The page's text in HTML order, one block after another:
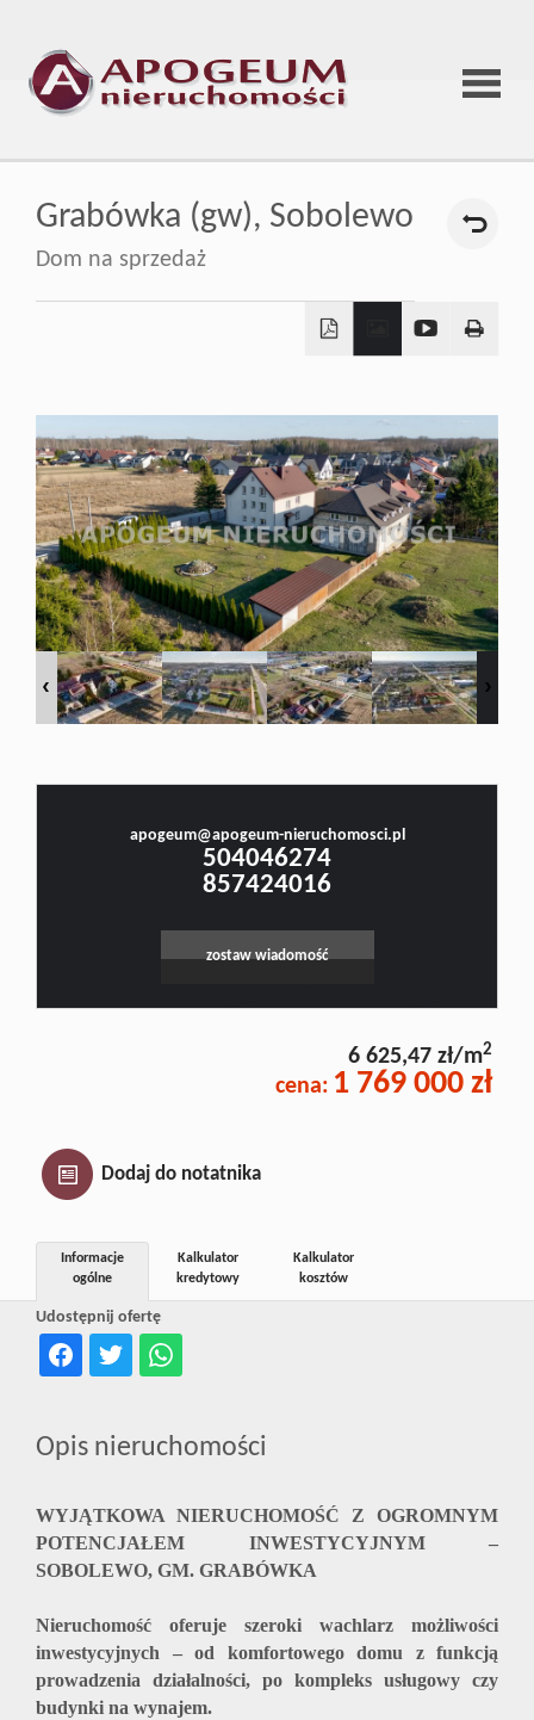
Strona
O
firmie
Oferta
Rynek
Kontakt
Grabówka (gw), Sobolewo
Dom na sprzedaż
apogeum@apogeum-nieruchomosci.pl
504046274
857424016
zostaw wiadomość
6 625,47 zł/m2
cena: 1 769 000 zł
Dodaj do notatnika
Udostępnij ofertę
Informacje
ogólne
Kalkulator
kredytowy
Kalkulator
kosztów
Opis nieruchomości
WYJĄTKOWA NIERUCHOMOŚĆ Z OGROMNYM
POTENCJAŁEM INWESTYCYJNYM –
SOBOLEWO, GM. GRABÓWKA
Nieruchomość oferuje szeroki wachlarz możliwości
inwestycyjnych – od komfortowego domu z funkcją
prowadzenia działalności, po kompleks usługowy czy
budynki na wynajem.